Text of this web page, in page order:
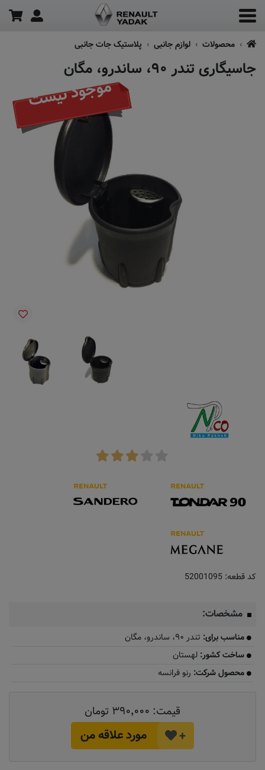
محصولات لوازم جانبی پلاستیک جات جانبی
جاسیگاری تندر ۹۰، ساندرو، مگان
موجود نیست
کد قطعه: 52001095
مشخصات:
مناسب برای: تندر ۹۰، ساندرو، مگان
ساخت کشور: لهستان
محصول شرکت: رنو فرانسه
قیمت: ۳۹۰٬۰۰۰ تومان
+ مورد علاقه من